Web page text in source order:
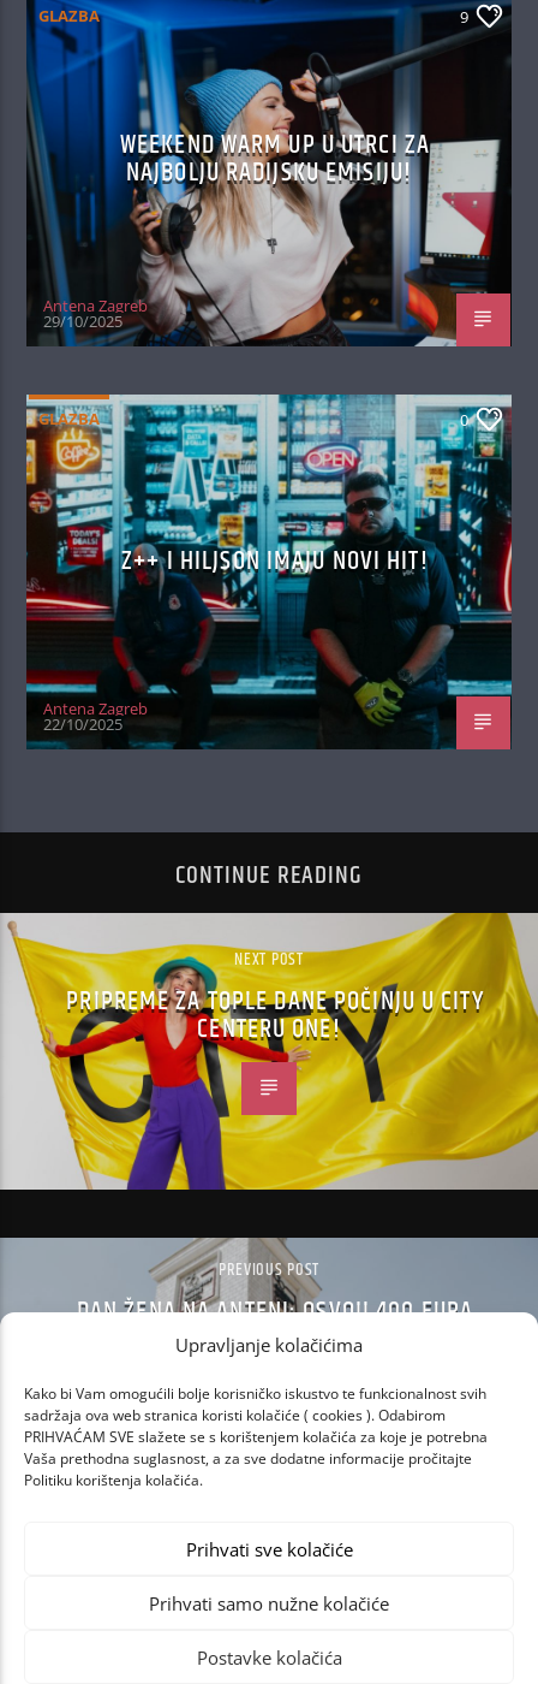
Upravljanje kolačićima
Kako bi Vam omogućili bolje korisničko iskustvo te funkcionalnost svih
sadržaja ova web stranica koristi kolačiće ( cookies ). Odabirom
PRIHVAĆAM SVE slažete se s korištenjem kolačića za koje je potrebna
Vaša prethodna suglasnost, a za sve dodatne informacije pročitajte
Politiku korištenja kolačića.
Prihvati sve kolačiće
Prihvati samo nužne kolačiće
Postavke kolačića
GLAZBA 9
WEEKEND WARM UP U UTRCI ZA
NAJBOLJU RADIJSKU EMISIJU!
Antena Zagreb
29/10/2025
GLAZBA 0
Z++ I HILJSON IMAJU NOVI HIT!
Antena Zagreb
22/10/2025
CONTINUE READING
NEXT POST
PRIPREME ZA TOPLE DANE POČINJU U CITY
CENTERU ONE!
PREVIOUS POST
DAN ŽENA NA ANTENI: OSVOJI 400 EURA
ZA SEBE I FRENDICU U DESIGNER OUTLETU
CROATIA!